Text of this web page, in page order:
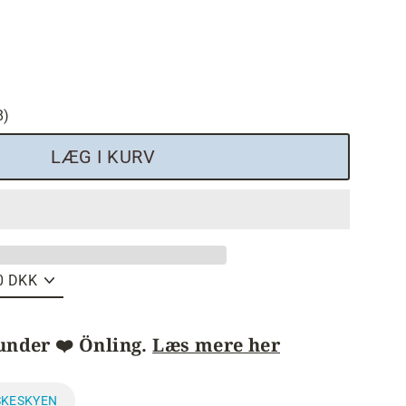
LÆG I KURV
❤️ Önling.Læs mere her